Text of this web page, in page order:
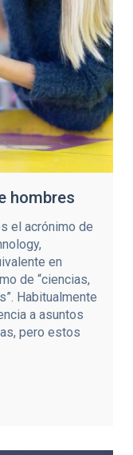
hombres
el acrónimo de
en
de “ciencias,
Habitualmente
a asuntos
pero estos